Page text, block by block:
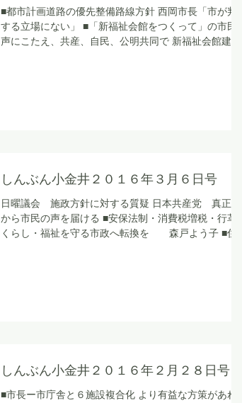
■都市計画道路の優先整備路線方針 西岡市長「市が判断
する立場にない」 ■「新福祉会館をつくって」の市民の
声にこたえ、共産、自民、公明共同で 新福祉会館建設
しんぶん小金井２０１６年３月６日号
日曜議会 施政方針に対する質疑 日本共産党 真正面
から市民の声を届ける ■安保法制・消費税増税・行革
くらし・福祉を守る市政へ転換を 森戸よう子 ■住民
しんぶん小金井２０１６年２月２８日号
■市長ー市庁舎と６施設複合化 より有益な方策があれば